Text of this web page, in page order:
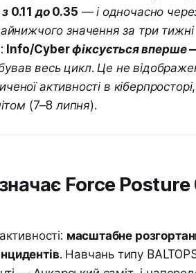
0.11 до 0.35 — і одночасно
значення за три тижні
Info/Cyber фіксується вперше
весь цикл. Це не
активності в
(7–8 липня).
Force
масштабне
. Навчань типу